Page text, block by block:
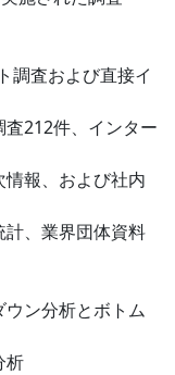
調査および直接イ
査212件、インター
報、および社内
、業界団体資料
ウン分析とボトム
析